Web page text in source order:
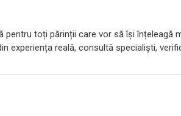
toți părinții care vor să își înțeleagă
experiența reală, consultă specialiști,